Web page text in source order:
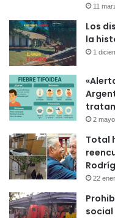
11
Los
la
1
2
Total
22
social